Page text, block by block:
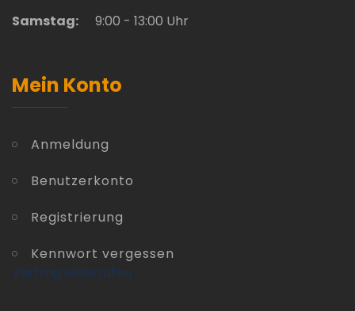
Samstag:
9:00 - 13:00 Uhr
Mein Konto
Anmeldung
Benutzerkonto
Registrierung
Kennwort vergessen
Vertrag widerrufen